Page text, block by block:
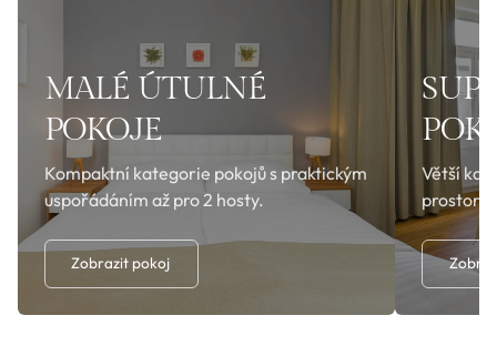
MALÉ ÚTULNÉ
POKOJE
Kompaktní kategorie pokojů s praktickým
uspořádáním až pro 2 hosty.
Zobrazit pokoj
Větší